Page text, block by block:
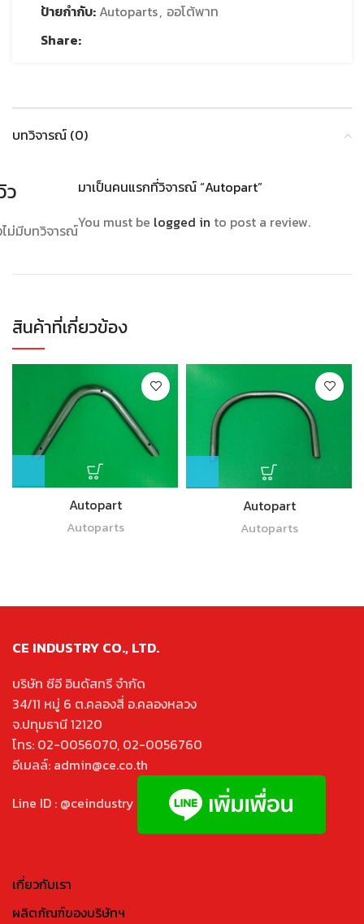
ป้ายกำกับ: Autoparts, ออโต้พาท
Share:
บทวิจารณ์ (0)
ว
ม่มีบทวิจารณ์
มาเป็นคนแรกที่วิจารณ์ “Autopart”
You must be logged in to post a review.
สินค้าที่เกี่ยวข้อง
Autopart
Autoparts
Autopart
Autoparts
CE INDUSTRY CO., LTD.
บริษัท ซีอี อินดัสทรี จำกัด
34/11 หมู่ 6 ต.คลองสี่ อ.คลองหลวง
จ.ปทุมธานี 12120
โทร: 02-0056070, 02-0056760
อีเมลล์: admin@ce.co.th
Line ID : @ceindustry
เกี่ยวกับเรา
ผลิตภัณฑ์ของบริษัทฯ